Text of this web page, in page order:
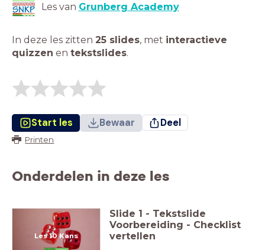
Les van Grunberg Academy
In deze les zitten 25 slides, met interactieve
quizzen en tekstslides.
Start les Bewaar Deel
Printen
Onderdelen in deze les
Les 10 Kans
Slide 1 - Tekstslide
Voorbereiding - Checklist
vertellen